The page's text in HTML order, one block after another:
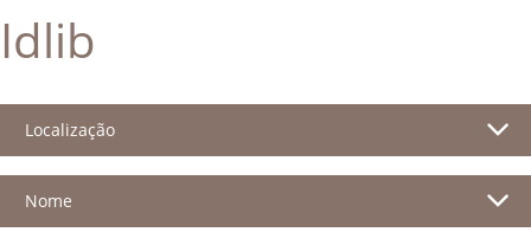
Idlib
Localização
Nome